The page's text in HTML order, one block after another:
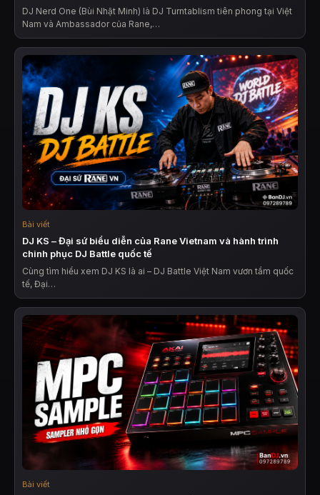
DJ Nerd One (Bùi Nhật Minh) là DJ Turntablism tiên phong tại Việt
Nam và Ambassador của Rane,…
Bài viết
DJ KS – Đại sứ biểu diễn của Rane Vietnam và hành trình
chinh phục DJ Battle quốc tế
Cùng tìm hiểu xem DJ KS là ai – DJ Battle Việt Nam vươn tầm quốc
tế, Đại…
Bài viết